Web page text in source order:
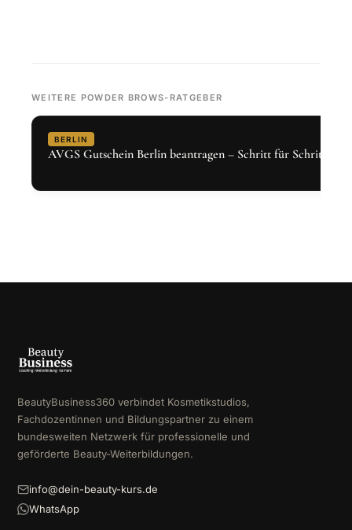
WEITERE POWDER BROWS-RATGEBER
BERLIN
AVGS Gutschein Berlin beantragen – Schritt für Schritt 2026
BeautyBusiness360 verbindet Kosmetikstudios,
Fachdozentinnen und Bildungspartner zu einem
bundesweiten Netzwerk für professionelle und
geförderte Beauty-Weiterbildungen.
info@dein-beauty-kurs.de
WhatsApp